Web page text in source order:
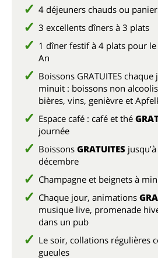
4 déjeuners chauds ou
3 excellents dîners à 3 plats
1 dîner festif à 4 plats pour
An
Boissons GRATUITES
minuit : boissons non
bières, vins, genièvre et
Espace café : café et thé
journée
Boissons GRATUITES
décembre
Champagne et beignets à
Chaque jour, animations
musique live, promenade
dans un pub
Le soir, collations régulières
gueules